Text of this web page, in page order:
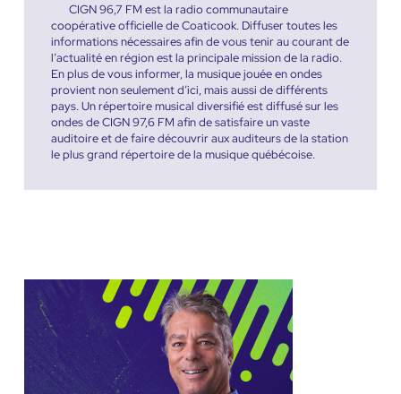
CIGN 96,7 FM est la radio communautaire
coopérative officielle de Coaticook. Diffuser toutes les
informations nécessaires afin de vous tenir au courant de
l’actualité en région est la principale mission de la radio.
En plus de vous informer, la musique jouée en ondes
provient non seulement d’ici, mais aussi de différents
pays. Un répertoire musical diversifié est diffusé sur les
ondes de CIGN 97,6 FM afin de satisfaire un vaste
auditoire et de faire découvrir aux auditeurs de la station
le plus grand répertoire de la musique québécoise.